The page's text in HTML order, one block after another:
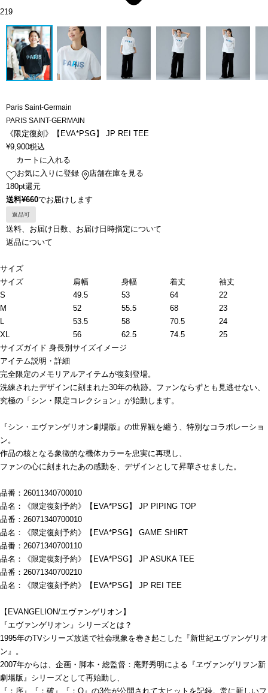
219
Paris Saint-Germain
PARIS SAINT-GERMAIN
《限定復刻》【EVA*PSG】 JP REI TEE
¥9,900税込
カートに入れる
お気に入りに登録
店舗在庫を見る
180pt還元
送料¥660でお届けします
返品可
送料、お届け日数、お届け日時指定について
返品について
サイズ
サイズ
肩幅 身幅 着丈
袖丈
S
49.5 53 64
22
M
52 55.5 68
23
L
53.5 58 70.5
24
XL
56 62.5 74.5
25
サイズガイド 身長別サイズイメージ
アイテム説明・詳細
完全限定のメモリアルアイテムが復刻登場。
洗練されたデザインに刻まれた30年の軌跡。ファンならずとも見逃せない、
究極の「シン・限定コレクション」が始動します。
『シン・エヴァンゲリオン劇場版』の世界観を纏う、特別なコラボレーショ
ン。
作品の核となる象徴的な機体カラーを忠実に再現し、
ファンの心に刻まれたあの感動を、デザインとして昇華させました。
品番：26011340700010
品名：《限定復刻予約》【EVA*PSG】 JP PIPING TOP
品番：26071340700010
品名：《限定復刻予約》【EVA*PSG】 GAME SHIRT
品番：26071340700110
品名：《限定復刻予約》【EVA*PSG】 JP ASUKA TEE
品番：26071340700210
品名：《限定復刻予約》【EVA*PSG】 JP REI TEE
【EVANGELION/エヴァンゲリオン】
『エヴァンゲリオン』シリーズとは？
1995年のTVシリーズ放送で社会現象を巻き起こした『新世紀エヴァンゲリオ
ン』。
2007年からは、企画・脚本・総監督：庵野秀明による『ヱヴァンゲリヲン新
劇場版』シリーズとして再始動し、
『：序』『：破』『：Q』の3作が公開されて大ヒットを記録。常に新しいフ